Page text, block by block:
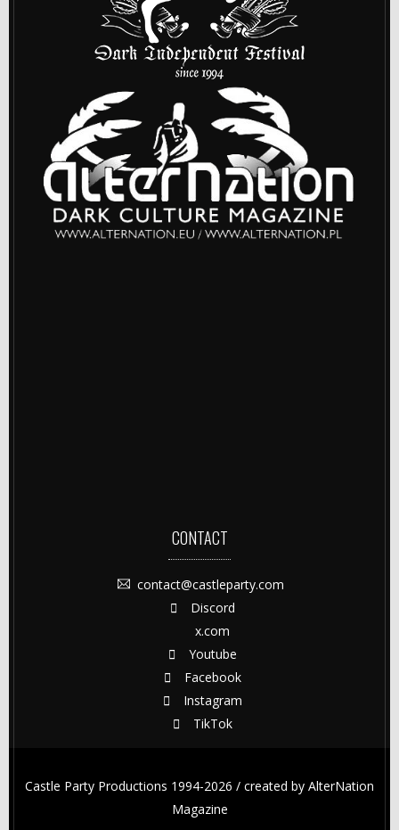
CONTACT
contact@castleparty.com
Discord
x.com
Youtube
Facebook
Instagram
TikTok
Castle Party Productions 1994-2026 / created by AlterNation
Magazine